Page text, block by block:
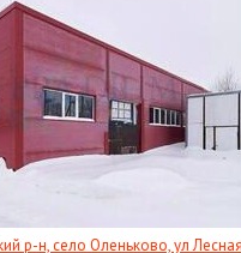
р-н, село Оленьково, ул